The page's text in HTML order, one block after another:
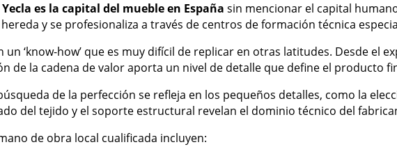
es la capital del mueble en España sin mencionar el capital
y se profesionaliza a través de centros de formación técnica
un ‘know-how’ que es muy difícil de replicar en otras latitudes. Desde el
de la cadena de valor aporta un nivel de detalle que define el producto
de la perfección se refleja en los pequeños detalles, como la
del tejido y el soporte estructural revelan el dominio técnico del
de obra local cualificada incluyen: